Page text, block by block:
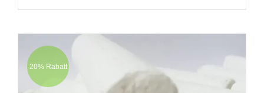
20% Rabatt